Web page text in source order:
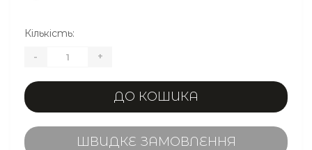
Кількість:
- +
ДО КОШИКА
ШВИДКЕ ЗАМОВЛЕННЯ